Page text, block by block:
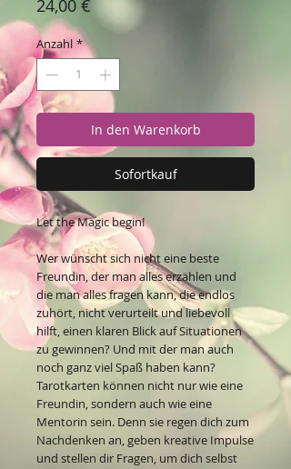
24,00 € Preis
Anzahl *
In den Warenkorb
Sofortkauf
Let the Magic begin!
Wer wünscht sich nicht eine beste
Freundin, der man alles erzählen und
die man alles fragen kann, die endlos
zuhört, nicht verurteilt und liebevoll
hilft, einen klaren Blick auf Situationen
zu gewinnen? Und mit der man auch
noch ganz viel Spaß haben kann?
Tarotkarten können nicht nur wie eine
Freundin, sondern auch wie eine
Mentorin sein. Denn sie regen dich zum
Nachdenken an, geben kreative Impulse
und stellen dir Fragen, um dich selbst